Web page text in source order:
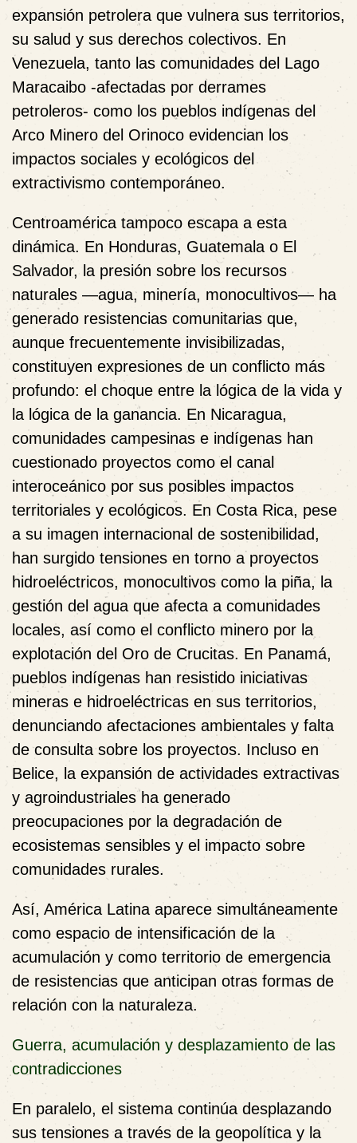
expansión petrolera que vulnera sus territorios,
su salud y sus derechos colectivos. En
Venezuela, tanto las comunidades del Lago
Maracaibo -afectadas por derrames
petroleros- como los pueblos indígenas del
Arco Minero del Orinoco evidencian los
impactos sociales y ecológicos del
extractivismo contemporáneo.
Centroamérica tampoco escapa a esta
dinámica. En Honduras, Guatemala o El
Salvador, la presión sobre los recursos
naturales —agua, minería, monocultivos— ha
generado resistencias comunitarias que,
aunque frecuentemente invisibilizadas,
constituyen expresiones de un conflicto más
profundo: el choque entre la lógica de la vida y
la lógica de la ganancia. En Nicaragua,
comunidades campesinas e indígenas han
cuestionado proyectos como el canal
interoceánico por sus posibles impactos
territoriales y ecológicos. En Costa Rica, pese
a su imagen internacional de sostenibilidad,
han surgido tensiones en torno a proyectos
hidroeléctricos, monocultivos como la piña, la
gestión del agua que afecta a comunidades
locales, así como el conflicto minero por la
explotación del Oro de Crucitas. En Panamá,
pueblos indígenas han resistido iniciativas
mineras e hidroeléctricas en sus territorios,
denunciando afectaciones ambientales y falta
de consulta sobre los proyectos. Incluso en
Belice, la expansión de actividades extractivas
y agroindustriales ha generado
preocupaciones por la degradación de
ecosistemas sensibles y el impacto sobre
comunidades rurales.
Así, América Latina aparece simultáneamente
como espacio de intensificación de la
acumulación y como territorio de emergencia
de resistencias que anticipan otras formas de
relación con la naturaleza.
Guerra, acumulación y desplazamiento de las
contradicciones
En paralelo, el sistema continúa desplazando
sus tensiones a través de la geopolítica y la